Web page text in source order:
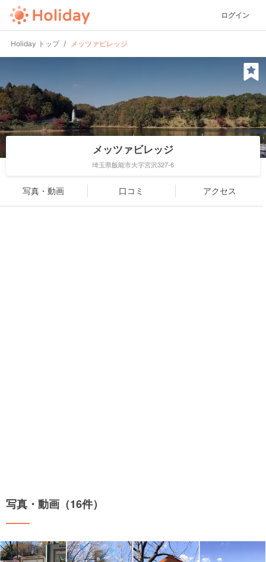
ログイン
Holiday トップ メッツァビレッジ
メッツァビレッジ
埼玉県飯能市大字宮沢327-6
写真・動画 口コミ アクセス
写真・動画（16件）